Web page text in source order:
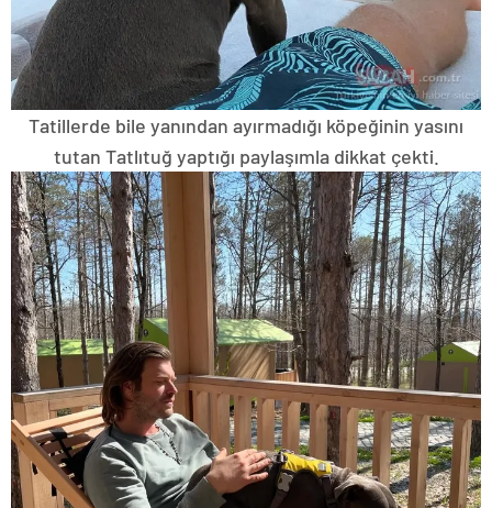
Tatillerde bile yanından ayırmadığı köpeğinin yasını
tutan Tatlıtuğ yaptığı paylaşımla dikkat çekti.